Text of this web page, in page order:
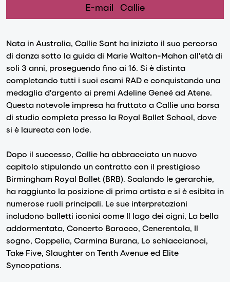
E-mail Callie
Nata in Australia, Callie Sant ha iniziato il suo percorso
di danza sotto la guida di Marie Walton-Mahon all'età di
soli 3 anni, proseguendo fino ai 16. Si è distinta
completando tutti i suoi esami RAD e conquistando una
medaglia d'argento ai premi Adeline Geneé ad Atene.
Questa notevole impresa ha fruttato a Callie una borsa
di studio completa presso la Royal Ballet School, dove
si è laureata con lode.
Dopo il successo, Callie ha abbracciato un nuovo
capitolo stipulando un contratto con il prestigioso
Birmingham Royal Ballet (BRB). Scalando le gerarchie,
ha raggiunto la posizione di prima artista e si è esibita in
numerose ruoli principali. Le sue interpretazioni
includono balletti iconici come Il lago dei cigni, La bella
addormentata, Concerto Barocco, Cenerentola, Il
sogno, Coppelia, Carmina Burana, Lo schiaccianoci,
Take Five, Slaughter on Tenth Avenue ed Elite
Syncopations.